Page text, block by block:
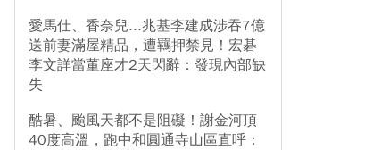
愛馬仕、香奈兒...兆基李建成涉吞7億
送前妻滿屋精品，遭羈押禁見！宏碁
李文詳當董座才2天閃辭：發現內部缺
失
酷暑、颱風天都不是阻礙！謝金河頂
40度高溫，跑中和圓通寺山區直呼：